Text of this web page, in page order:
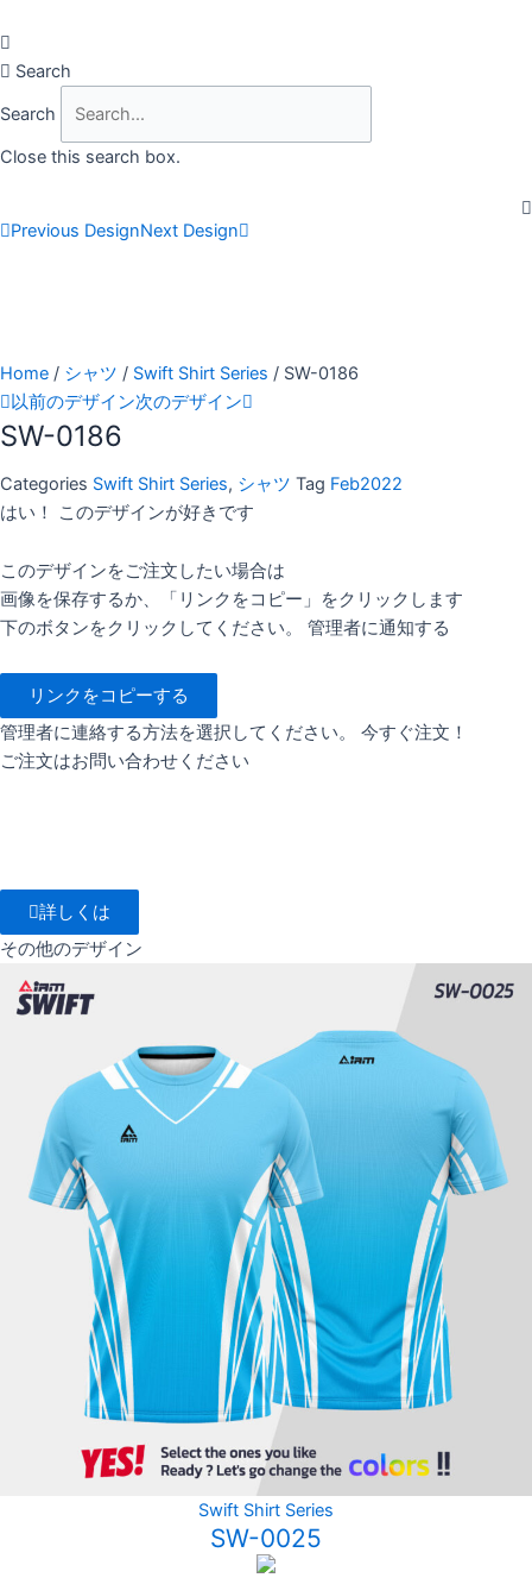
to
content
Search
Search
Close this search box.
Previous DesignNext Design
Home / シャツ / Swift Shirt Series / SW-0186
以前のデザイン次のデザイン
SW-0186
Categories Swift Shirt Series, シャツ Tag Feb2022
はい！ このデザインが好きです
このデザインをご注文したい場合は
画像を保存するか、「リンクをコピー」をクリックします
下のボタンをクリックしてください。 管理者に通知する
リンクをコピーする
管理者に連絡する方法を選択してください。 今すぐ注文！
ご注文はお問い合わせください
詳しくは
その他のデザイン
Swift Shirt Series
SW-0025